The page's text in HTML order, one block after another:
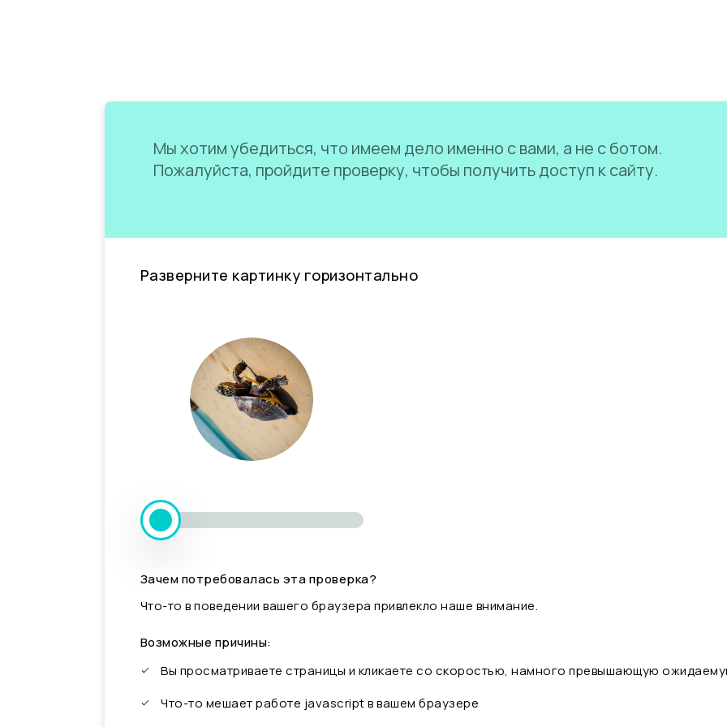
Мы хотим убедиться, что имеем дело именно с вами, а не с ботом.
Пожалуйста, пройдите проверку, чтобы получить доступ к сайту.
Разверните картинку горизонтально
Зачем потребовалась эта проверка?
Что-то в поведении вашего браузера привлекло наше внимание.
Возможные причины:
Вы просматриваете страницы и кликаете со скоростью, намного превышающую
Что-то мешает работе javascript в вашем браузере